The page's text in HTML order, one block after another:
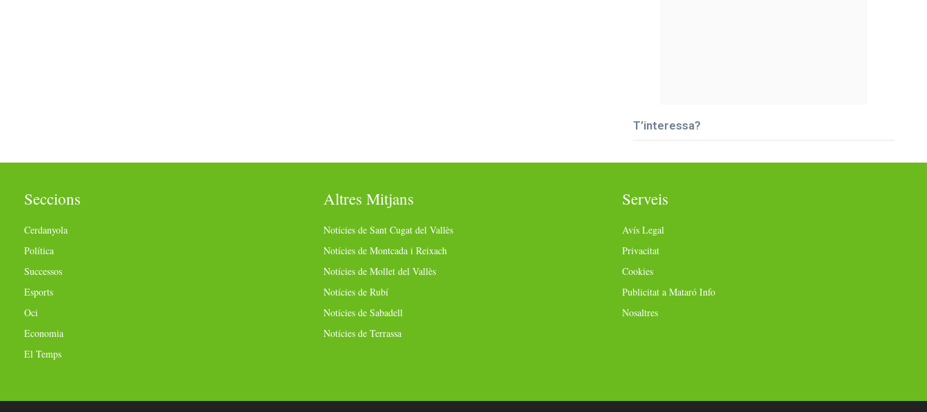
T’interessa?
Seccions
Cerdanyola
Política
Successos
Esports
Oci
Economia
El Temps
Altres Mitjans
Notícies de Sant Cugat del Vallès
Notícies de Montcada i Reixach
Notícies de Mollet del Vallès
Notícies de Rubí
Notícies de Sabadell
Notícies de Terrassa
Serveis
Avís Legal
Privacitat
Cookies
Publicitat a Mataró Info
Nosaltres